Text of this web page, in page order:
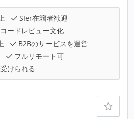
SIer在籍者歓迎
コードレビュー文化
B2Bのサービスを運営
フルリモート可
けられる